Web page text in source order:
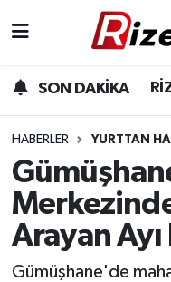
SON DAKİKA
HABERLER YURTTAN
Arayan
Gümüşhane'de
Gündem
Yurttan Haberler
Ekonomi
Teknoloji
Rize Hava
Rize Trafik
Süper Lig Puan
Tüm Manşetler